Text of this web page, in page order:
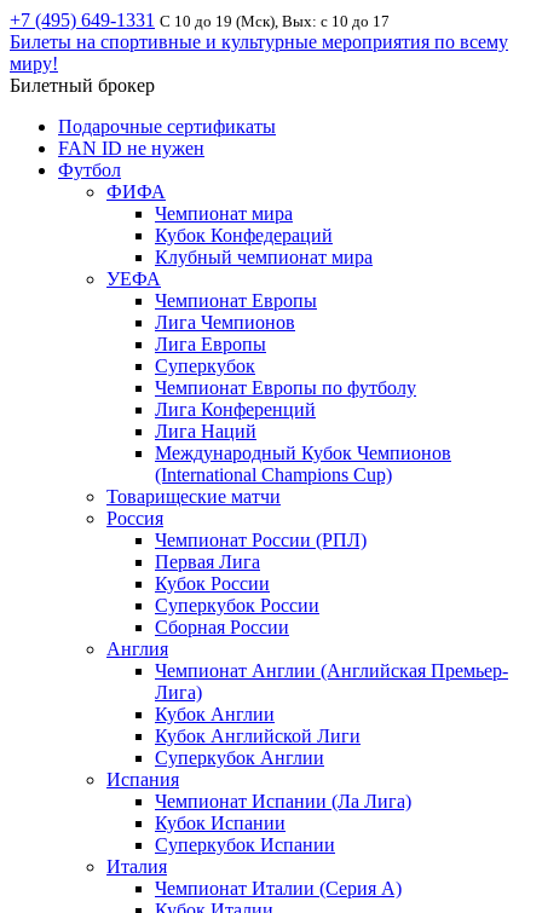
+7 (495) 649-1331 С 10 до 19 (Мск), Вых: с 10 до 17
Билеты на спортивные и культурные мероприятия по всему
миру!
Билетный брокер
Подарочные сертификаты
FAN ID не нужен
Футбол
ФИФА
Чемпионат мира
Кубок Конфедераций
Клубный чемпионат мира
УЕФА
Чемпионат Европы
Лига Чемпионов
Лига Европы
Суперкубок
Чемпионат Европы по футболу
Лига Конференций
Лига Наций
Международный Кубок Чемпионов
(International Champions Cup)
Товарищеские матчи
Россия
Чемпионат России (РПЛ)
Первая Лига
Кубок России
Суперкубок России
Сборная России
Англия
Чемпионат Англии (Английская Премьер-
Лига)
Кубок Англии
Кубок Английской Лиги
Суперкубок Англии
Испания
Чемпионат Испании (Ла Лига)
Кубок Испании
Суперкубок Испании
Италия
Чемпионат Италии (Серия А)